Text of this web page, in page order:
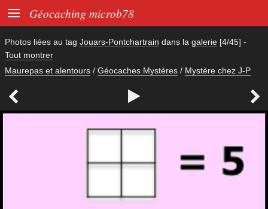
 Géocaching microb78
Photos liées au tag Jouars-Pontchartrain dans la galerie [4/45] -
Tout montrer
Maurepas et alentours / Géocaches Mystères / Mystère chez J-P
  